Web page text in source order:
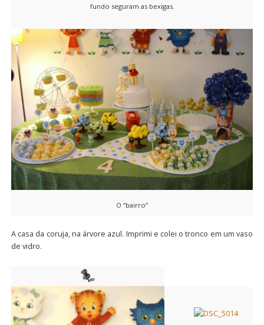
fundo seguram as bexigas.
O “bairro”
A casa da coruja, na árvore azul. Imprimi e colei o tronco em um vaso
de vidro.